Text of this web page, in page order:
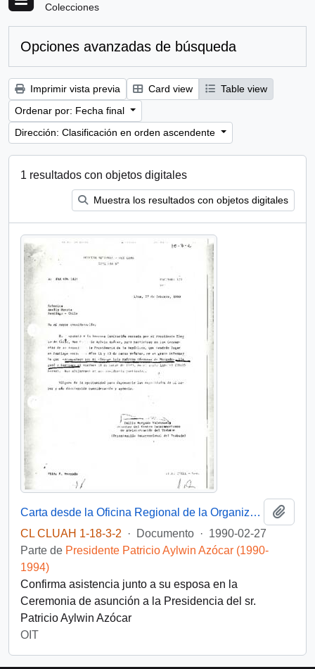
Colecciones
Opciones avanzadas de búsqueda
Imprimir vista previa Card view
Table view
Ordenar por: Fecha final
Dirección: Clasificación en orden ascendente
1 resultados con objetos digitales
Muestra los resultados con objetos digitales
Carta desde la Oficina Regional de la Organización Internacional del Trabajo OIT, del Director del Centro Interamericano de Administración del Trabajo, sr. Emilio Morgado Valenzuela, dirigida a la Sra. Amelia Huerta
CL CLUAH 1-18-3-2
· Documento · 1990-02-27
Parte de Presidente Patricio Aylwin Azócar (1990-
1994)
Confirma asistencia junto a su esposa en la
Ceremonia de asunción a la Presidencia del sr.
Patricio Aylwin Azócar
OIT